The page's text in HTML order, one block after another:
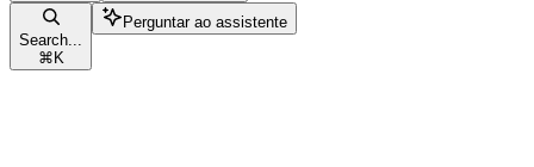
Search...
⌘ K
Perguntar ao assistente